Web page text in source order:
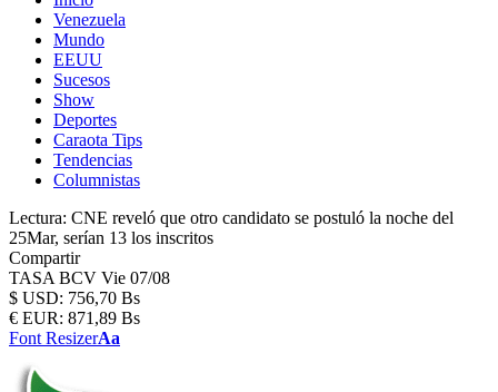
Venezuela
Mundo
EEUU
Sucesos
Show
Deportes
Caraota Tips
Tendencias
Columnistas
Lectura: CNE reveló que otro candidato se postuló la noche del
25Mar, serían 13 los inscritos
Compartir
TASA BCV Vie 07/08
$ USD: 756,70 Bs
€ EUR: 871,89 Bs
Font ResizerAa